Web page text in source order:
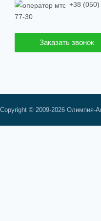
+38 (050)
77-30
Заказать звонок
Copyright © 2009-2026 Олимпия-